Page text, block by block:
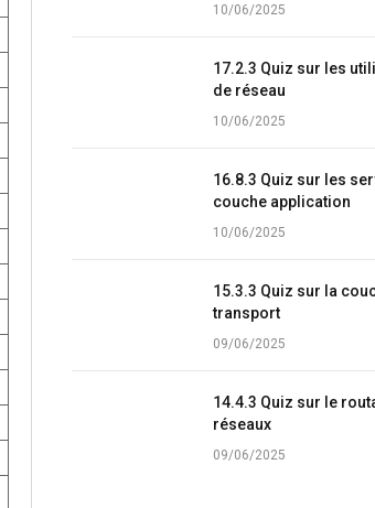
10/06/2025
17.2.3 Quiz sur les
de réseau
10/06/2025
16.8.3 Quiz sur les
couche application
10/06/2025
15.3.3 Quiz sur la
transport
09/06/2025
14.4.3 Quiz sur le
réseaux
09/06/2025